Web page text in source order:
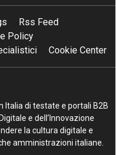
Rss Feed
Policy
Cookie Center
Italia di testate e portali B2B
e dell’Innovazione
la cultura digitale e
amministrazioni italiane.